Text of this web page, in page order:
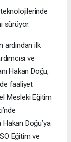
sürüyor.
ardından ilk
ve
Hakan Doğu,
faaliyet
Mesleki Eğitim
Doğu’ya
Eğitim ve